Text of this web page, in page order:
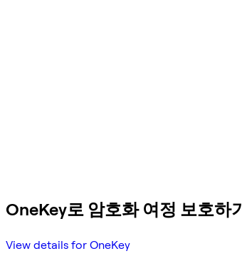
OneKey로 암호화 여정 보호하기
View details for OneKey